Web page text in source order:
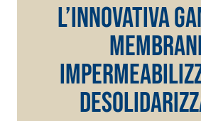
L’innovativa